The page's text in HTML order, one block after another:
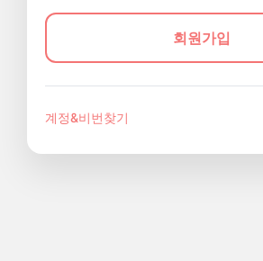
회원가입
계정&비번찾기